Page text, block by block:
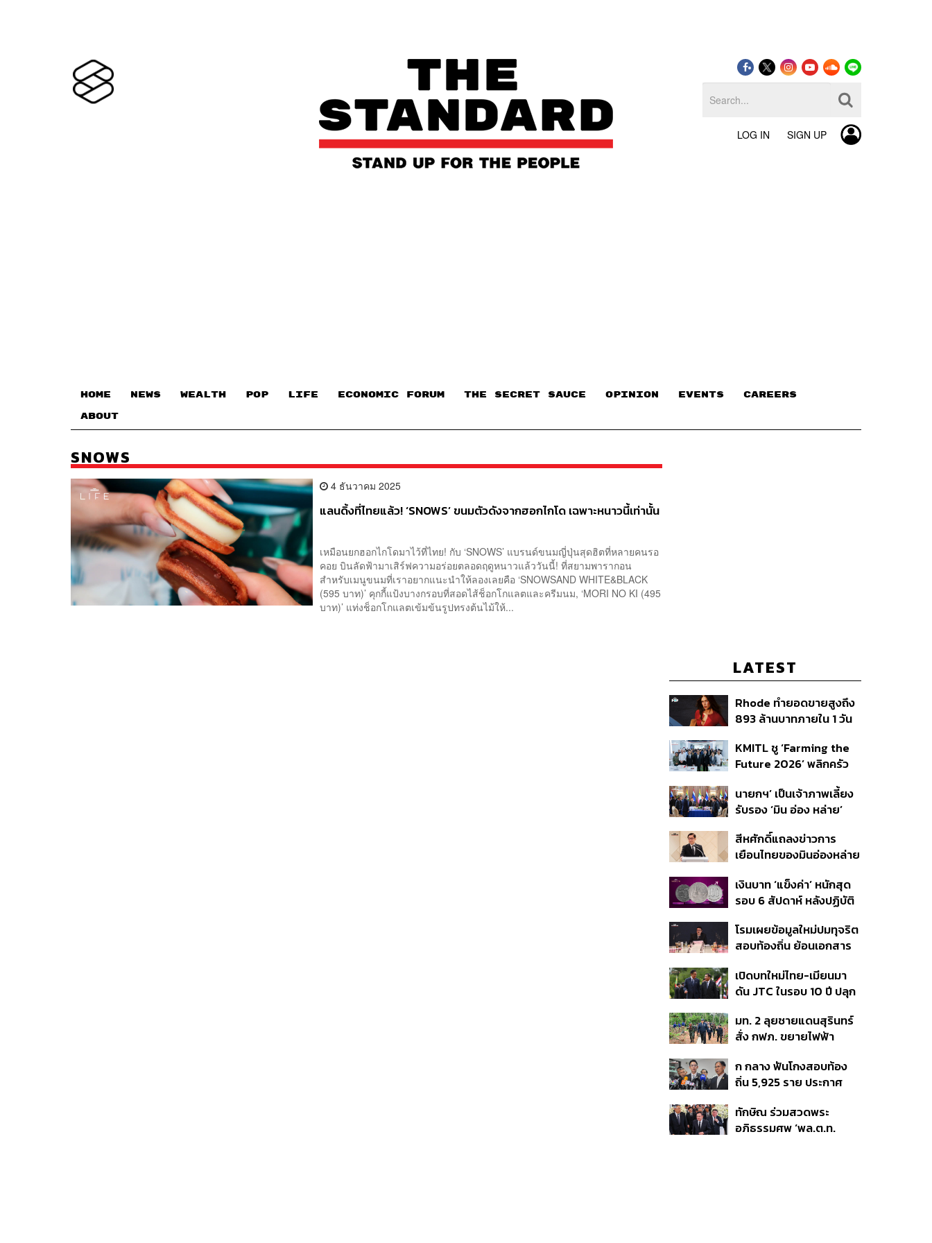
LOG IN SIGN UP
HOME NEWS WEALTH POP LIFE ECONOMIC FORUM THE SECRET SAUCE​ OPINION EVENTS CAREERS
ABOUT
SNOWS
4 ธันวาคม 2025
แลนดิ้งที่ไทยแล้ว! ‘SNOWS’ ขนมตัวดังจากฮอกไกโด เฉพาะหนาวนี้เท่านั้น
เหมือนยกฮอกไกโดมาไว้ที่ไทย! กับ ‘SNOWS’ แบรนด์ขนมญี่ปุ่นสุดฮิตที่หลายคนรอ
คอย บินลัดฟ้ามาเสิร์ฟความอร่อยตลอดฤดูหนาวแล้ววันนี้! ที่สยามพารากอน
สำหรับเมนูขนมที่เราอยากแนะนำให้ลองเลยคือ ‘SNOWSAND WHITE&BLACK
(595 บาท)’ คุกกี้แป้งบางกรอบที่สอดไส้ช็อกโกแลตและครีมนม, ‘MORI NO KI (495
บาท)’ แท่งช็อกโกแลตเข้มข้นรูปทรงต้นไม้ให้...
LATEST
Rhode ทำยอดขายสูงถึง
893 ล้านบาทภายใน 1 วัน
ล่าสุด
KMITL ชู ‘Farming the
Future 2026’ พลิกครัว
ด้วย One Health
นายกฯ’ เป็นเจ้าภาพเลี้ยง
รับรอง ‘มิน อ่อง หล่าย’
ร่วมงาน
สีหศักดิ์แถลงข่าวการ
เยือนไทยของมินอ่องหล่าย
สร้างสรรค์ ตรงไปตรงมา
ย้ำต้องการให้เมียนมากลับ
เงินบาท ‘แข็งค่า’ หนักสุด
รอบ 6 สัปดาห์ หลังปฏิบัติ
สหรัฐฯ-ญี่ปุ่น Standard
Chartered เปิดเป้าสิ้นปีนี้
ต่อดอลลาร์
โรมเผยข้อมูลใหม่ปมทุจริต
สอบท้องถิ่น ย้อนเอกสาร
อนุทิน จ่อสอบต่อเอี่ยว
ตัดตอน ม.บูรพา หรือไม่
เปิดบทใหม่ไทย-เมียนมา
ดัน JTC ในรอบ 10 ปี ปลุก
ชายแดน ท่าเรือน้ำลึก
ทวาย
มท. 2 ลุยชายแดนสุรินทร์
สั่ง กฟภ. ขยายไฟฟ้า
350’ เสริมความมั่นคง
ชายแดน
ก กลาง ฟันโกงสอบท้อง
ถิ่น 5,925 ราย ประกาศ
ราย รอ ป.ป.ช. ขีดเส้นแล้ว
เสร็จ 31 ส.ค.
ทักษิณ ร่วมสวดพระ
อภิธรรมศพ ‘พล.ต.ท.